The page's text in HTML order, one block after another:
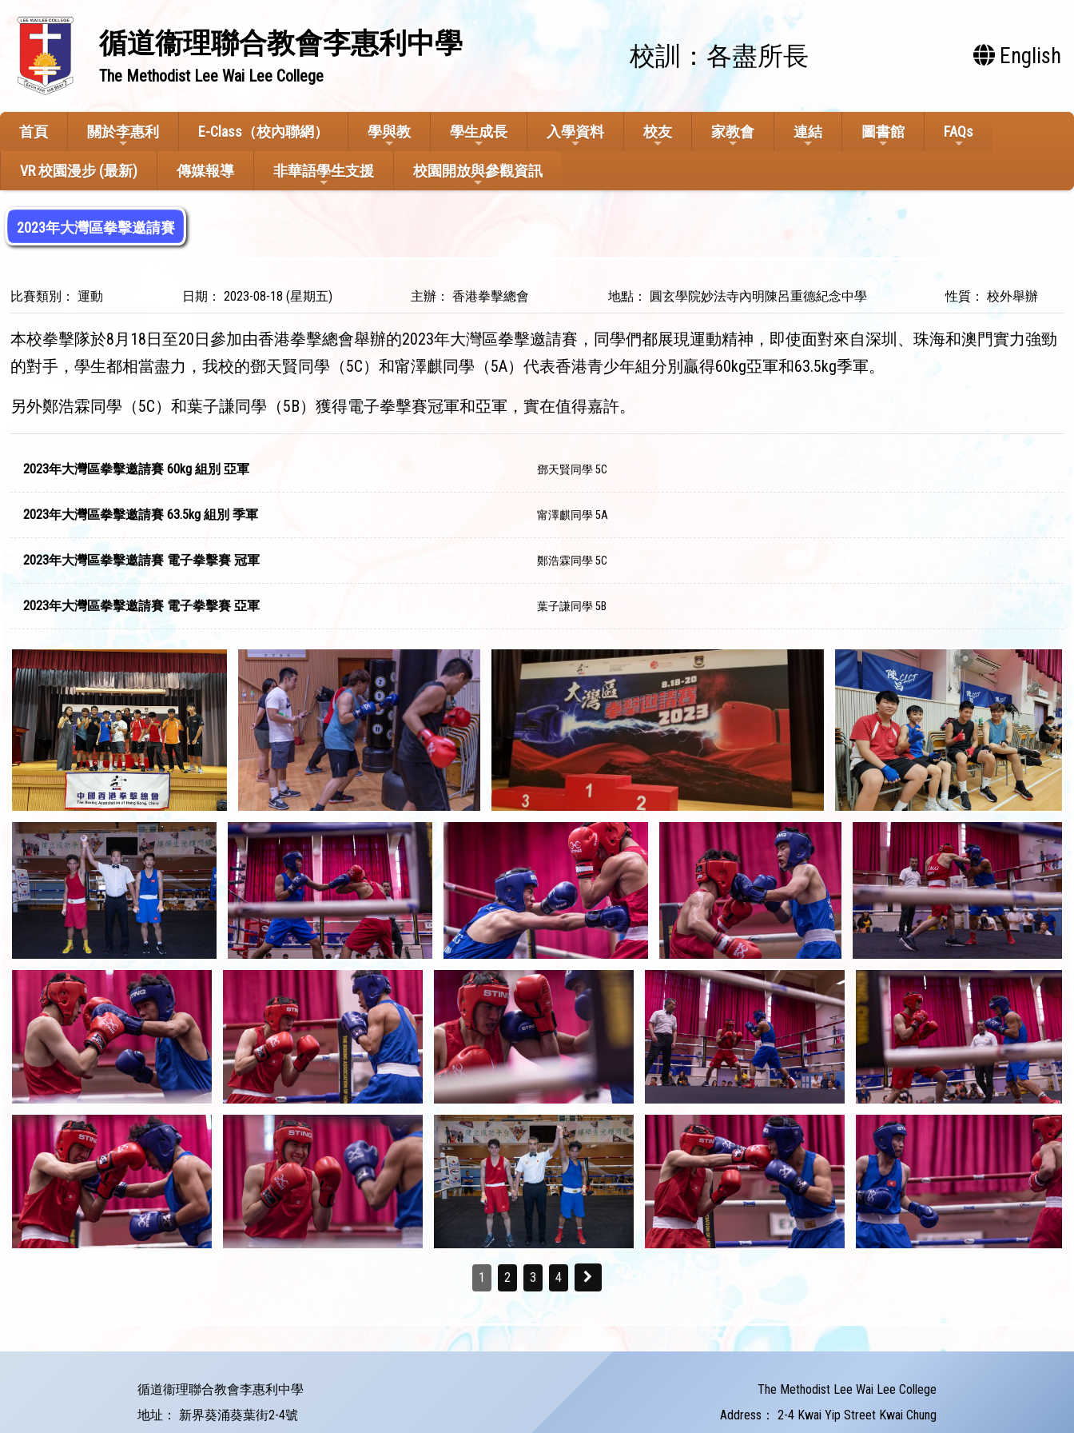
循道衞理聯合教會李惠利中學
The Methodist Lee Wai Lee College
校訓：各盡所長 English
首頁 關於李惠利 E-Class（校內聯網） 學與教 學生成長 入學資料 校友 家教會 連結 圖書館 FAQs
VR 校園漫步 (最新) 傳媒報導 非華語學生支援 校園開放與參觀資訊
2023年大灣區拳擊邀請賽
比賽類別： 運動 日期： 2023-08-18 (星期五) 主辦： 香港拳擊總會 地點： 圓玄學院妙法寺內明陳呂重德紀念中學 性質： 校外舉辦
本校拳擊隊於8月18日至20日參加由香港拳擊總會舉辦的2023年大灣區拳擊邀請賽，同學們都展現運動精神，即使面對來自深圳、珠海和澳門實力強勁
的對手，學生都相當盡力，我校的鄧天賢同學（5C）和甯澤麒同學（5A）代表香港青少年組分別贏得60kg亞軍和63.5kg季軍。
另外鄭浩霖同學（5C）和葉子謙同學（5B）獲得電子拳擊賽冠軍和亞軍，實在值得嘉許。
2023年大灣區拳擊邀請賽 60kg 組別 亞軍 鄧天賢同學 5C
2023年大灣區拳擊邀請賽 63.5kg 組別 季軍 甯澤麒同學 5A
2023年大灣區拳擊邀請賽 電子拳擊賽 冠軍 鄭浩霖同學 5C
2023年大灣區拳擊邀請賽 電子拳擊賽 亞軍 葉子謙同學 5B
1 2 3 4
循道衞理聯合教會李惠利中學
The Methodist Lee Wai Lee College
地址：
新界葵涌葵葉街2-4號 Address： 2-4 Kwai Yip Street Kwai Chung